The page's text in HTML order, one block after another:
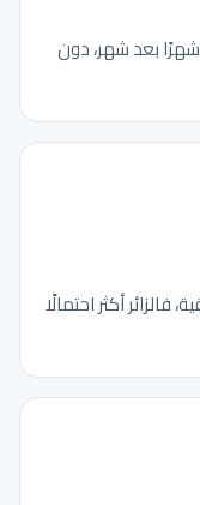
بعد شهر، دون
أكثر احتمالًا